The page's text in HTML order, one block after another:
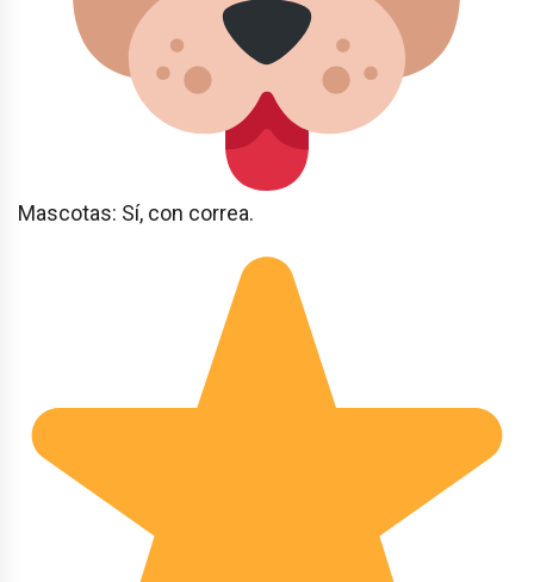
Mascotas: Sí, con correa.